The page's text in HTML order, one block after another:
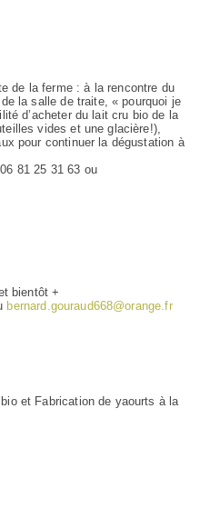
de la ferme : à la rencontre du
la salle de traite, « pourquoi je
d’acheter du lait cru bio de la
vides et une glacière!),
pour continuer la dégustation à
81 25 31 63 ou
bientôt +
bernard.gouraud668@orange.fr
et Fabrication de yaourts à la